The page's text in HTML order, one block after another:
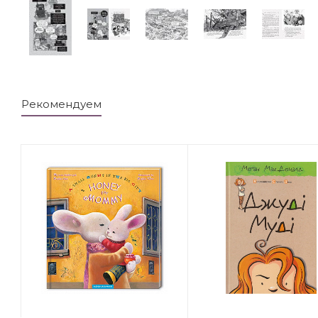
Рекомендуем